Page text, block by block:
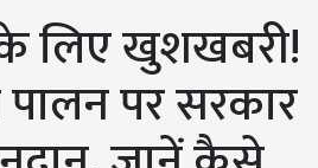
लिए खुशखबरी!
पर सरकार